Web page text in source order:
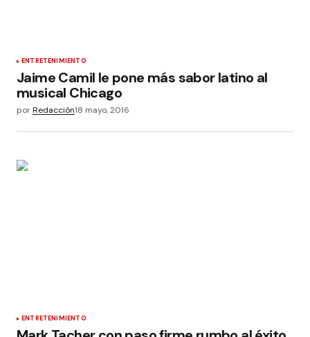
ENTRETENIMIENTO
Jaime Camil le pone más sabor latino al
musical Chicago
porRedacción18 mayo, 2016
ENTRETENIMIENTO